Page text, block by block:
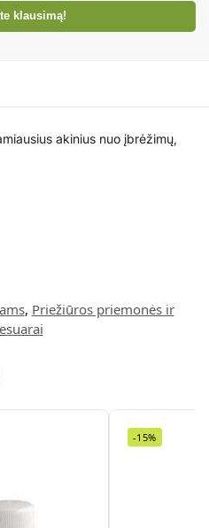
klausimą!
akinius nuo įbrėžimų,
, Priežiūros priemonės ir
-15%